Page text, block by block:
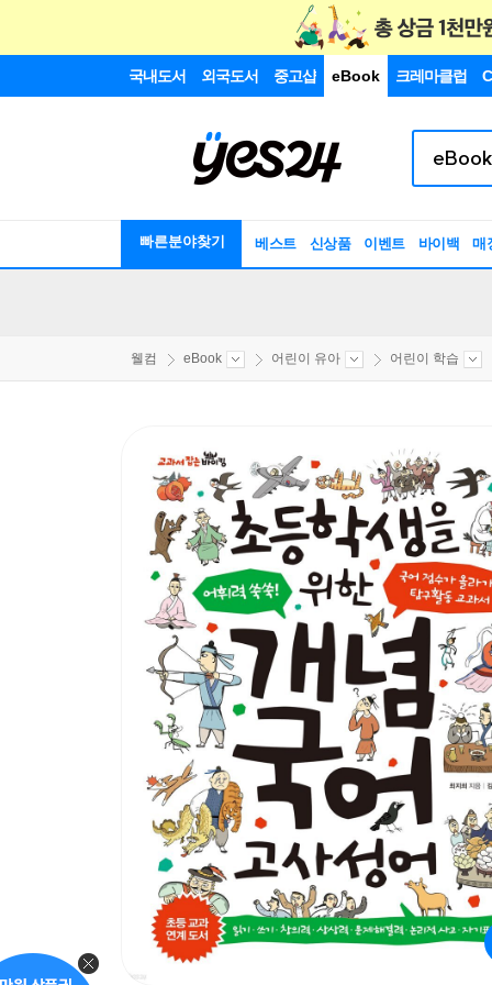
국내도서 외국도서 중고샵 eBook 크레마클럽
빠른분야찾기 베스트 신상품 이벤트 바이백 매
웰컴 eBook 어린이 유아 어린이 학습